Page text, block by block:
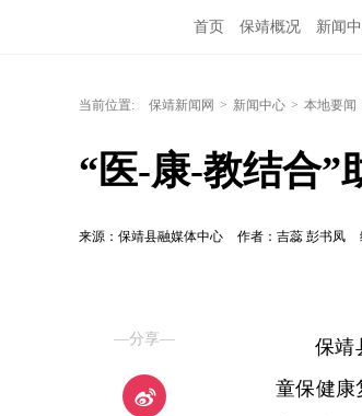
首页 保靖概况 新闻
当前位置: 保靖新闻网 > 新闻中心 > 本地要闻
“医-康-教结合”
来源：保靖县融媒体中心 作者：吉蕊 彭书凤
—分享—
保靖
童保健康